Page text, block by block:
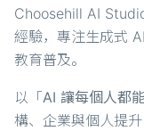
Choosehill AI
經驗，專注生成式
教育普及。
以「AI 讓每個人都
構、企業與個人提